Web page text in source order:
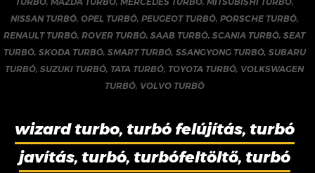
NISSAN TURBÓ, OPEL TURBÓ, PEUGEOT TURBÓ, PORSCHE TURBÓ,
RENAULT TURBÓ,ROVER TURBÓ,SAAB TURBÓ,SCANIA TURBÓ,SEAT
TURBÓ, SKODA TURBÓ, SMART TURBÓ, SSANGYONG TURBÓ, SUBARU
TURBÓ,SUZUKI TURBÓ, TATA TURBÓ, TOYOTA TURBÓ, VOLKSWAGEN
TURBÓ, VOLVO TURBÓ
wizard turbo, turbó felújítás, turbó
javítás, turbó, turbófeltöltő, turbó